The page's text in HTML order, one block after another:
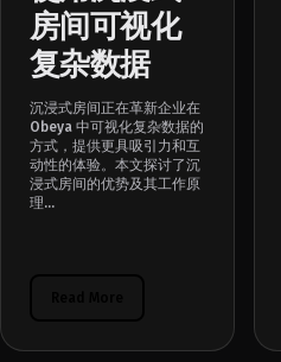
房间可视化
复杂数据
沉浸式房间正在革新企业在
Obeya 中可视化复杂数据的
方式，提供更具吸引力和互
动性的体验。本文探讨了沉
浸式房间的优势及其工作原
理...